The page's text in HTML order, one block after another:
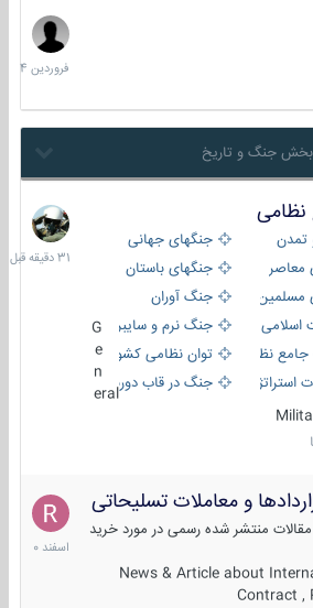
29
فروردین
1404
جنگهای جهانی
جنگهای باستان
جنگ آوران
جنگ نرم و سایبری
نظامی
توان نظامی کشورها
جنگ در قاب دوربین
eral
31
دقیقه
قبل
و معاملات تسلیحاتی
منتشر شده رسمی در مورد خرید
News & Article about
Contract
7
اسفند
1400